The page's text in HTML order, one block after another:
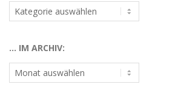
…
nach
… IM ARCHIV:
…
im